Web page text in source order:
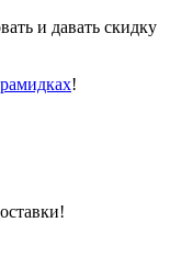
и давать скидку
!